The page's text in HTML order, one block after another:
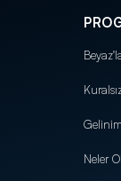
Neler